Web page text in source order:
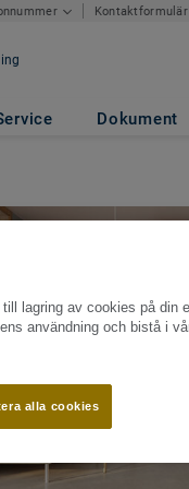
Kontaktformulär
Dokument
lagring av cookies på din
användning och bistå i
alla cookies